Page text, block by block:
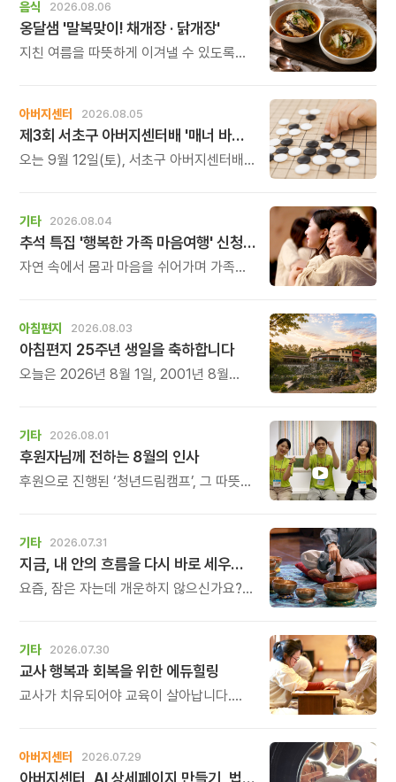
음식 2026.08.06
옹달샘 '말복맞이! 채개장 · 닭개장'
지친 여름을 따뜻하게 이겨낼 수 있도록
아버지센터 2026.08.05
제3회 서초구 아버지센터배 '매너 바둑왕' 대회
오는 9월 12일(토), 서초구 아버지센터배
기타 2026.08.04
추석 특집 '행복한 가족 마음여행' 신청 안내
자연 속에서 몸과 마음을 쉬어가며 가족의
아침편지 2026.08.03
아침편지 25주년 생일을 축하합니다
오늘은 2026년 8월 1일, 2001년 8월
기타 2026.08.01
후원자님께 전하는 8월의 인사
후원으로 진행된 ‘청년드림캠프’, 그 따뜻한
기타 2026.07.31
지금, 내 안의 흐름을 다시 바로 세우고 싶다면
요즘, 잠은 자는데 개운하지 않으신가요?
쉬어도 회복되지 않는 건 몸이 아니라
‘에너지의 흐름’이 흐트러졌기 때문입니다.
기타 2026.07.30
교사 행복과 회복을 위한 에듀힐링
교사가 치유되어야 교육이 살아납니다.
교육의 중심에 있는 나 자신을 돌보고
회복하는 시간입니다. 누군가를 가르치기
아버지센터 2026.07.29
아버지센터, AI 상세페이지 만들기, 법인사용설명서, 사진 일일특강, 숏츠 만들기 등 8월 프로그램 신청하세요